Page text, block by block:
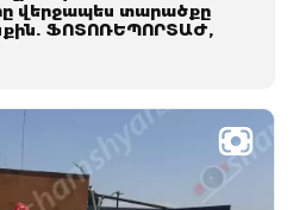
վերջապես տարածքը
ՖՈՏՈՌԵՊՈՐՏԱԺ,